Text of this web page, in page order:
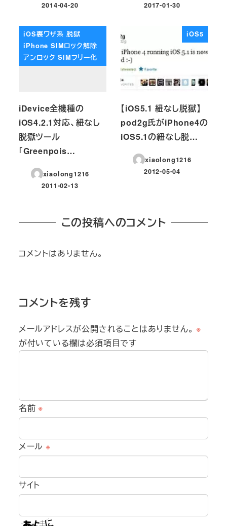
投稿日
2014-04-20
投稿日
2017-01-30
iOS裏ワザ系 脱獄
iPhone SIMロック解除
アンロック SIMフリー化
iDevice全機種の
iOS4.2.1対応、紐なし
脱獄ツール
「Greenpois…
xiaolong1216
投稿日
2011-02-13
iOS5
【iOS5.1 紐なし脱獄】
pod2g氏がiPhone4の
iOS5.1の紐なし脱…
xiaolong1216
投稿日
2012-05-04
この投稿へのコメント
コメントはありません。
コメントを残す
メールアドレスが公開されることはありません。 ※
が付いている欄は必須項目です
名前※
メール ※
サイト